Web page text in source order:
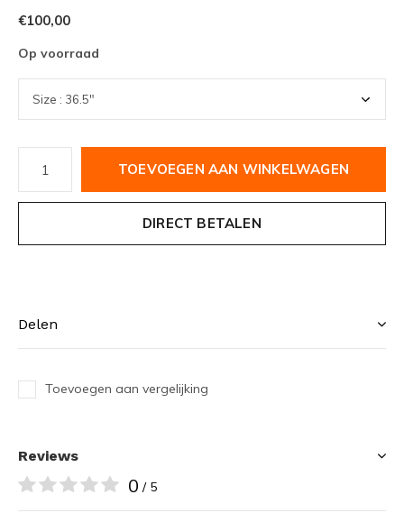
€100,00
Op voorraad
TOEVOEGEN AAN WINKELWAGEN
DIRECT BETALEN
Delen
Toevoegen aan vergelijking
Reviews
0 / 5